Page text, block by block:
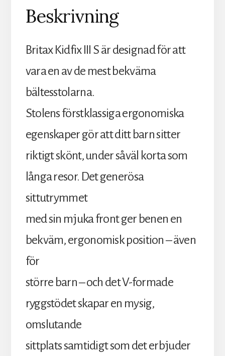
Beskrivning
Britax Kidfix III S är designad för att
vara en av de mest bekväma
bältesstolarna.
Stolens förstklassiga ergonomiska
egenskaper gör att ditt barn sitter
riktigt skönt, under såväl korta som
långa resor. Det generösa
sittutrymmet
med sin mjuka front ger benen en
bekväm, ergonomisk position – även
för
större barn – och det V-formade
ryggstödet skapar en mysig,
omslutande
sittplats samtidigt som det erbjuder